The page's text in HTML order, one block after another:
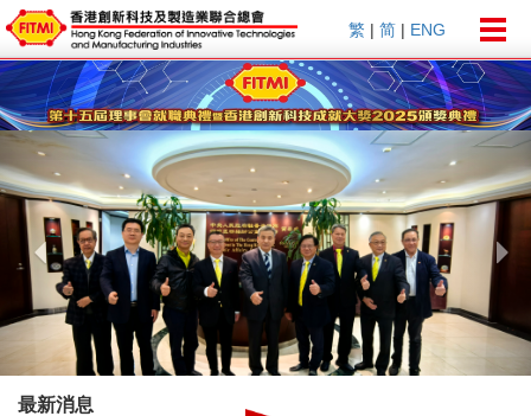
繁 | 简 | ENG
Previous
最新消息